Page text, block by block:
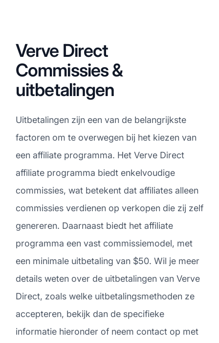
Verve Direct
Commissies &
uitbetalingen
Uitbetalingen zijn een van de belangrijkste
factoren om te overwegen bij het kiezen van
een affiliate programma. Het Verve Direct
affiliate programma biedt enkelvoudige
commissies, wat betekent dat affiliates alleen
commissies verdienen op verkopen die zij zelf
genereren. Daarnaast biedt het affiliate
programma een vast commissiemodel, met
een minimale uitbetaling van $50. Wil je meer
details weten over de uitbetalingen van Verve
Direct, zoals welke uitbetalingsmethoden ze
accepteren, bekijk dan de specifieke
informatie hieronder of neem contact op met